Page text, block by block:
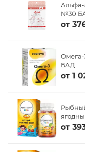
Альфа-
№30
от
Омега-
БАД
от 1
от